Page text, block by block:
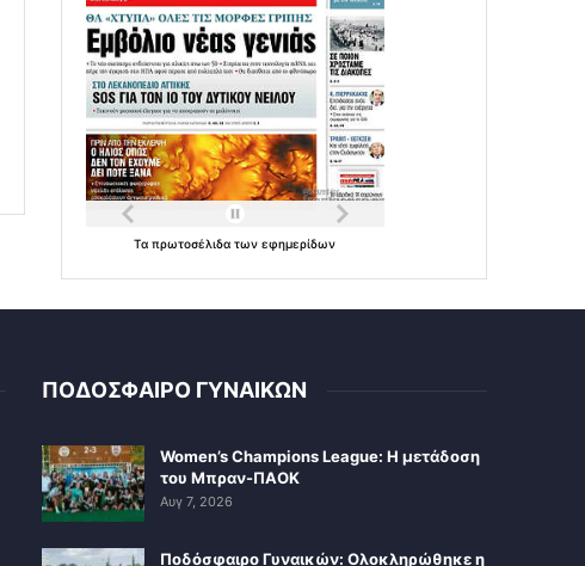
Ταπρωτοσέλιδατωνεφημερίδων
ΠΟΔΟΣΦΑΙΡΟ ΓΥΝΑΙΚΩΝ
Women’s Champions League: Η μετάδοση
του Μπραν-ΠΑΟΚ
Αυγ 7, 2026
Ποδόσφαιρο Γυναικών: Ολοκληρώθηκε η